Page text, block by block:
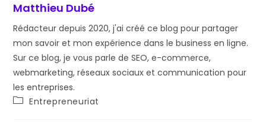
Matthieu Dubé
Rédacteur depuis 2020, j'ai créé ce blog pour partager
mon savoir et mon expérience dans le business en ligne.
Sur ce blog, je vous parle de SEO, e-commerce,
webmarketing, réseaux sociaux et communication pour
les entreprises.
PostEntrepreneuriat